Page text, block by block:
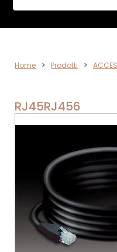
Home > Prodotti >
RJ45RJ456